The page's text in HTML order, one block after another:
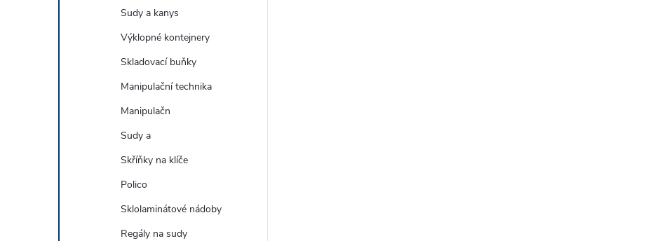
Sudy a kanys
Výklopné kontejnery
Skladovací buňky
Manipulační technika
Manipulačn
Sudy a
Skříňky na klíče
Polico
Sklolaminátové nádoby
Regály na sudy